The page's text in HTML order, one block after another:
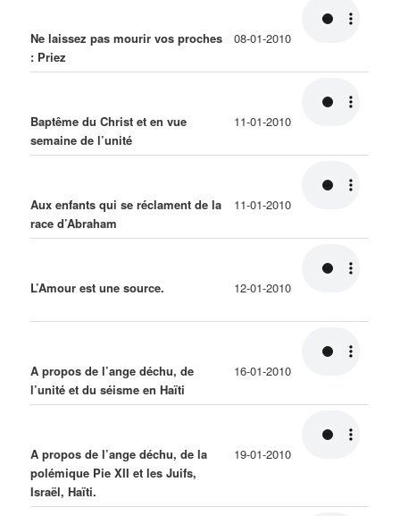
Ne laissez pas mourir vos proches
: Priez
08-01-2010
Baptême du Christ et en vue
semaine de l’unité
11-01-2010
Aux enfants qui se réclament de la
race d’Abraham
11-01-2010
L’Amour est une source. 12-01-2010
A propos de l’ange déchu, de
l’unité et du séisme en Haïti
16-01-2010
A propos de l’ange déchu, de la
polémique Pie XII et les Juifs,
Israël, Haïti.
19-01-2010